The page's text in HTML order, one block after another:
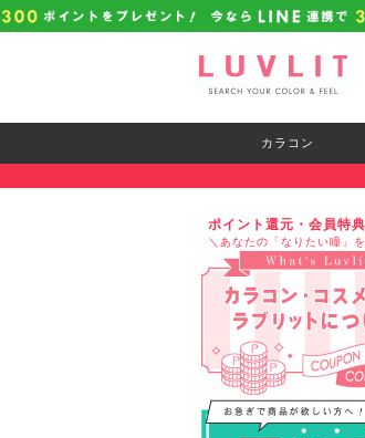
カラコン
ポイント還元・会員特
＼あなたの「なりたい瞳」